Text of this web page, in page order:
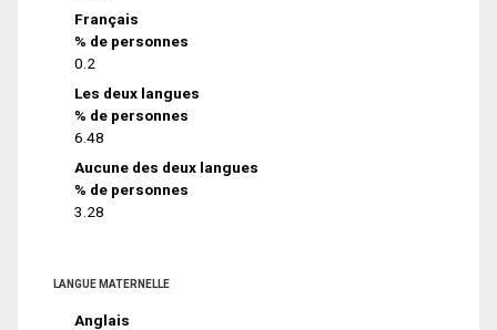
Français
% de personnes
0.2
Les deux langues
% de personnes
6.48
Aucune des deux langues
% de personnes
3.28
LANGUE MATERNELLE
Anglais